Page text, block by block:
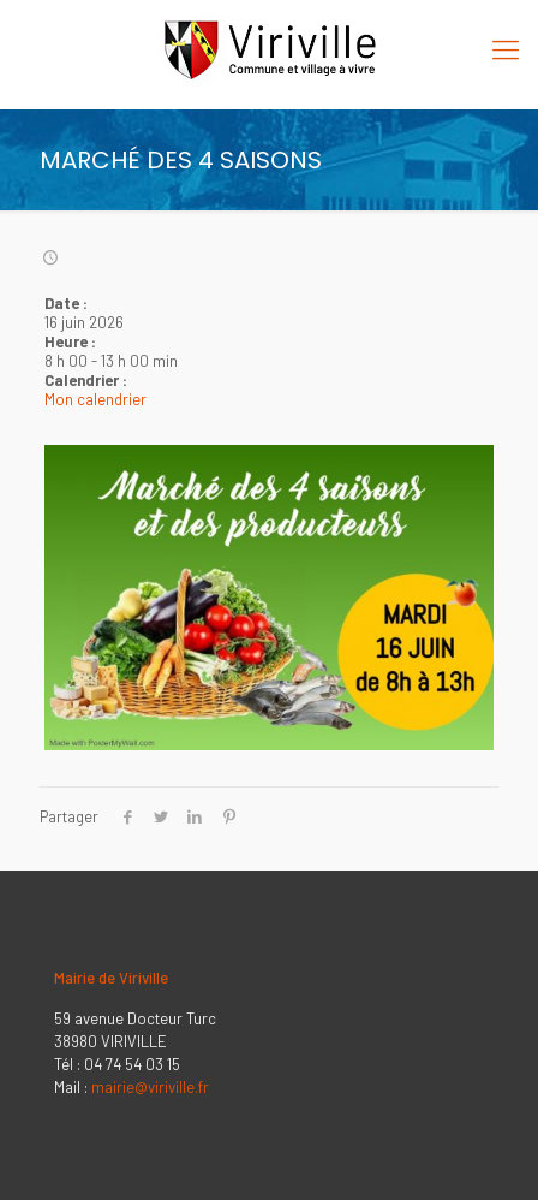
MARCHÉ DES 4 SAISONS
Date :
16 juin 2026
Heure :
8 h 00 -13 h 00 min
Calendrier :
Mon calendrier
Partager
Mairie de Viriville
59 avenue Docteur Turc
38980 VIRIVILLE
Tél : 04 74 54 03 15
Mail : mairie@viriville.fr